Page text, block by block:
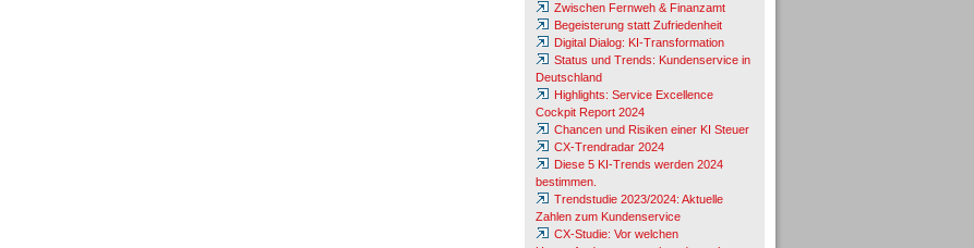
Zwischen Fernweh & Finanzamt
Begeisterung statt Zufriedenheit
Digital Dialog: KI-Transformation
Status und Trends: Kundenservice in
Deutschland
Highlights: Service Excellence
Cockpit Report 2024
Chancen und Risiken einer KI Steuer
CX-Trendradar 2024
Diese 5 KI-Trends werden 2024
bestimmen.
Trendstudie 2023/2024: Aktuelle
Zahlen zum Kundenservice
CX-Studie: Vor welchen